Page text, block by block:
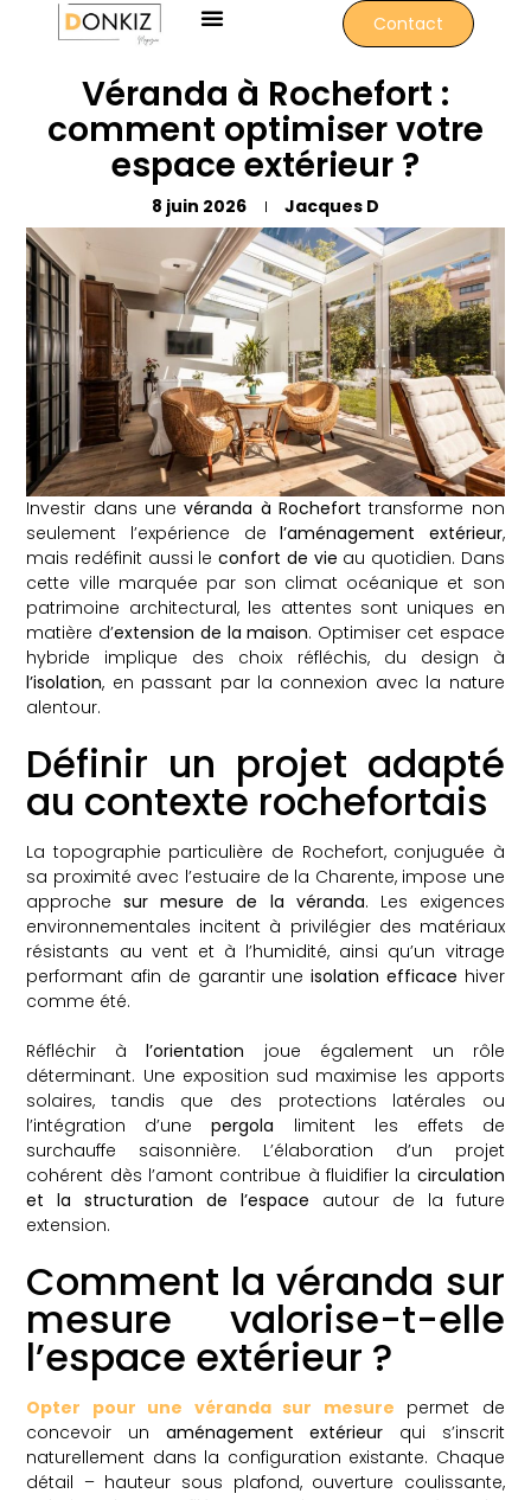
Contact
Véranda à Rochefort :
comment optimiser votre
espace extérieur ?
8 juin 2026 Jacques D
Investir dans unevéranda à Rochefort transforme non
seulement l’expérience del’aménagement extérieur,
mais redéfinit aussi leconfort de vie au quotidien. Dans
cette ville marquée par son climat océanique et son
patrimoine architectural, les attentes sont uniques en
matière d’extension de la maison. Optimiser cet espace
hybride implique des choix réfléchis, du design à
l’isolation, en passant par la connexion avec la nature
alentour.
Définir un projet adapté
au contexte rochefortais
La topographie particulière de Rochefort, conjuguée à
sa proximité avec l’estuaire de la Charente, impose une
approchesur mesure de la véranda. Les exigences
environnementales incitent à privilégier des matériaux
résistants au vent et à l’humidité, ainsi qu’un vitrage
performant afin de garantir uneisolation efficace hiver
comme été.
Réfléchir àl’orientation joue également un rôle
déterminant. Une exposition sud maximise les apports
solaires, tandis que des protections latérales ou
l’intégration d’unepergola limitent les effets de
surchauffe saisonnière. L’élaboration d’un projet
cohérent dès l’amont contribue à fluidifier la circulation
et la structuration de l’espace autour de la future
extension.
Comment la véranda sur
mesure valorise-t-elle
l’espace extérieur ?
Opter pour une véranda sur mesure permet de
concevoir un aménagement extérieur qui s’inscrit
naturellement dans la configuration existante. Chaque
détail – hauteur sous plafond, ouverture coulissante,